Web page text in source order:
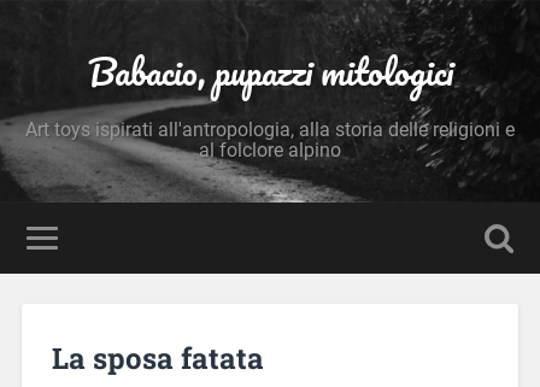
Babacio, pupazzi mitologici
Art toys ispirati all'antropologia, alla storia delle religioni e
al folclore alpino
La sposa fatata